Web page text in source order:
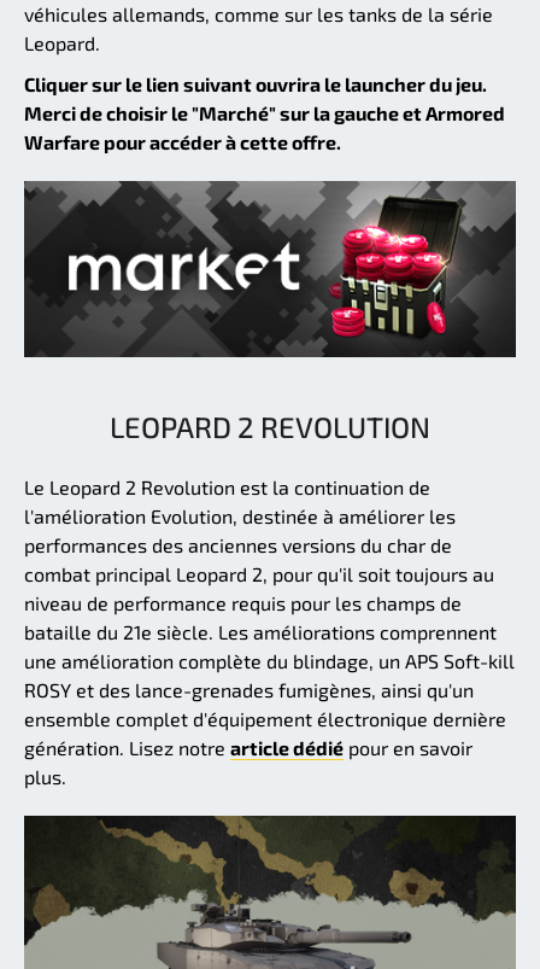
véhicules allemands, comme sur les tanks de la série
Leopard.
Cliquer sur le lien suivant ouvrira le launcher du jeu.
Merci de choisir le "Marché" sur la gauche et Armored
Warfare pour accéder à cette offre.
LEOPARD 2 REVOLUTION
Le Leopard 2 Revolution est la continuation de
l'amélioration Evolution, destinée à améliorer les
performances des anciennes versions du char de
combat principal Leopard 2, pour qu'il soit toujours au
niveau de performance requis pour les champs de
bataille du 21e siècle. Les améliorations comprennent
une amélioration complète du blindage, un APS Soft-kill
ROSY et des lance-grenades fumigènes, ainsi qu'un
ensemble complet d'équipement électronique dernière
génération. Lisez notre article dédié pour en savoir
plus.